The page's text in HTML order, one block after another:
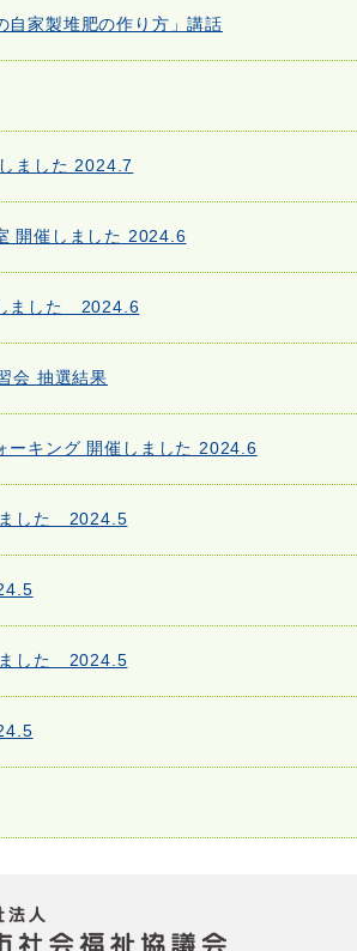
自家製堆肥の作り方」講話
ました 2024.7
開催しました 2024.6
ました 2024.6
会 抽選結果
ーキング 開催しました 2024.6
ました 2024.5
ました 2024.5